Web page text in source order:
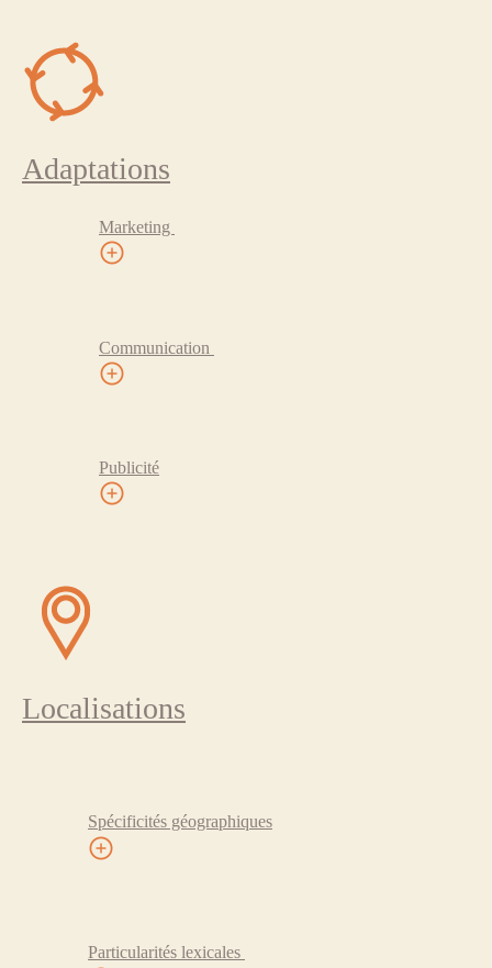
Adaptations
Marketing
Communication
Publicité
Localisations
Spécificités géographiques
Particularités lexicales